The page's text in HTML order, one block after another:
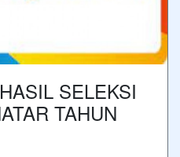
SELEKSI
TAHUN